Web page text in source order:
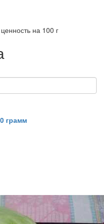
на 100 г
грамм